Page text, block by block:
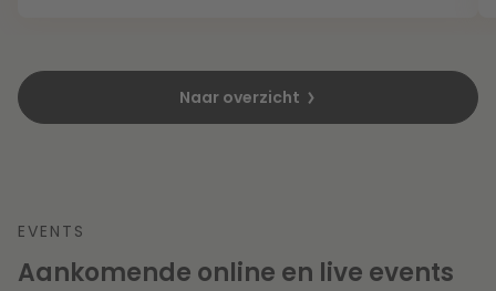
Naar overzicht
EVENTS
Aankomende online en live events